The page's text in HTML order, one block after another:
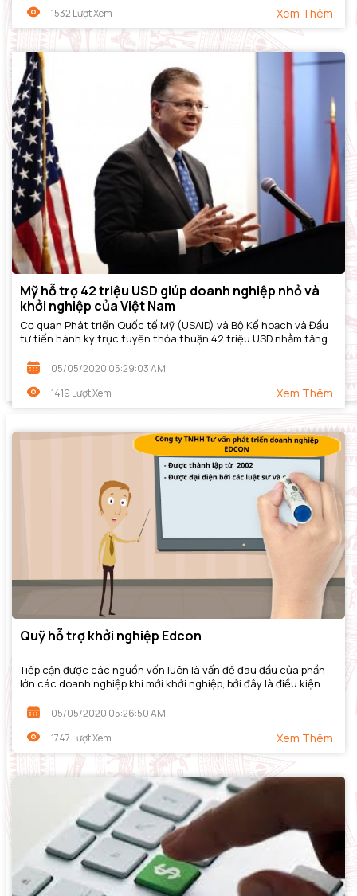
1532 Lượt Xem
Xem Thêm
Mỹ hỗ trợ 42 triệu USD giúp doanh nghiệp nhỏ và
khởi nghiệp của Việt Nam
Cơ quan Phát triển Quốc tế Mỹ (USAID) và Bộ Kế hoạch và Đầu
tư tiến hành ký trực tuyến thỏa thuận 42 triệu USD nhằm tăng
05/05/2020 05:29:03 AM
1419 Lượt Xem
Xem Thêm
Quỹ hỗ trợ khởi nghiệp Edcon
Tiếp cận được các nguồn vốn luôn là vấn đề đau đầu của phần
lớn các doanh nghiệp khi mới khởi nghiệp, bởi đây là điều kiện
05/05/2020 05:26:50 AM
1747 Lượt Xem
Xem Thêm